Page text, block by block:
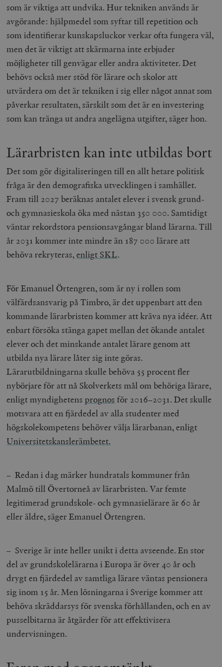
som är viktiga att undvika. Hur tekniken används är
avgörande: hjälpmedel som syftar till repetition och
som identifierar kunskapsluckor verkar ofta fungera väl,
men det är viktigt att skärmarna inte erbjuder
möjligheter till genvägar eller andra aktiviteter. Det
behövs också mer stöd för lärare och skolor att
utvärdera om det är tekniken i sig eller något annat som
påverkar resultaten, särskilt som det är en investering
som kan tränga ut andra angelägna utgifter, säger hon.
Lärarbristen kan inte utbildas bort
Det som gör digitaliseringen till en allt hetare politisk
fråga är den demografiska utvecklingen i samhället.
Fram till 2027 beräknas antalet elever i svensk grund-
och gymnasieskola öka med nästan 350 000. Samtidigt
väntar rekordstora pensionsavgångar bland lärarna. Till
år 2031 kommer inte mindre än 187 000 lärare att
behöva rekryteras,enligt SKL.
För Emanuel Örtengren, som är ny i rollen som
välfärdsansvarig på Timbro, är det uppenbart att den
kommande lärarbristen kommer att kräva nya idéer. Att
enbart försöka stänga gapet mellan det ökande antalet
elever och det minskande antalet lärare genom att
utbilda nya lärare låter sig inte göras.
Lärarutbildningarna skulle behöva 55 procent fler
nybörjare för att nå Skolverkets mål om behöriga lärare,
enligt myndighetens prognos för 2016–2031. Det skulle
motsvara att en fjärdedel av alla studenter med
högskolekompetens behöver välja lärarbanan, enligt
Universitetskanslerämbetet.
– Redan i dag märker hundratals kommuner från
Malmö till Övertorneå av lärarbristen. Var femte
legitimerad grundskole- och gymnasielärare är 60 år
eller äldre, säger Emanuel Örtengren.
– Sverige är inte heller unikt i detta avseende. En stor
del av grundskolelärarna i Europa är över 40 år och
drygt en fjärdedel av samtliga lärare väntas pensionera
sig inom 15 år. Men lösningarna i Sverige kommer att
behöva skräddarsys för svenska förhållanden, och en av
pusselbitarna är åtgärder för att effektivisera
undervisningen.